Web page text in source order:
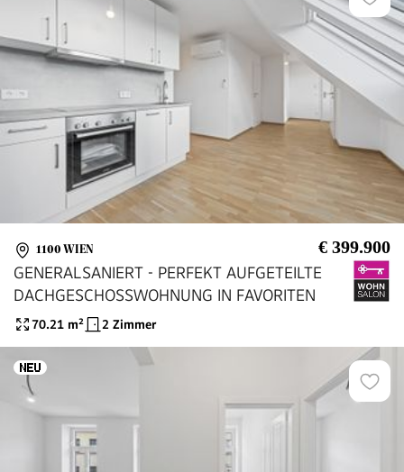
1100 WIEN € 399.900
GENERALSANIERT - PERFEKT AUFGETEILTE
DACHGESCHOSSWOHNUNG IN FAVORITEN
70.21 m² 2 Zimmer